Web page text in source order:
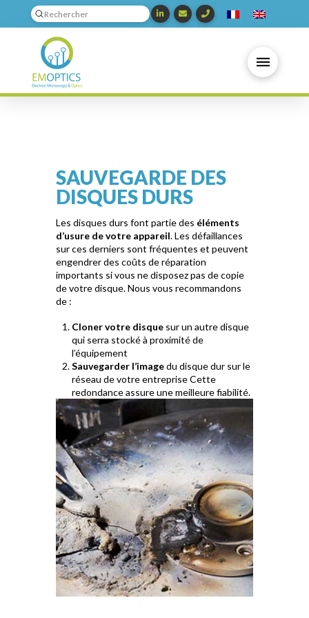
Search
Submit
SAUVEGARDE DES
DISQUES DURS
Les disques durs font partie des éléments
d’usure de votre appareil. Les défaillances
sur ces derniers sont fréquentes et peuvent
engendrer des coûts de réparation
importants si vous ne disposez pas de copie
de votre disque. Nous vous recommandons
de :
Cloner votre disquesur un autre disque
qui serra stocké à proximité de
l’équipement
Sauvegarder l’imagedu disque dur sur le
réseau de votre entreprise Cette
redondance assure une meilleure fiabilité.